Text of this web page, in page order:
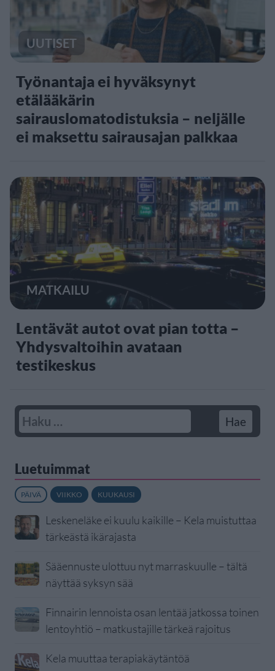
UUTISET
Työnantaja ei hyväksynyt
etälääkärin
sairauslomatodistuksia – neljälle
ei maksettu sairausajan palkkaa
MATKAILU
Lentävät autot ovat pian totta –
Yhdysvaltoihin avataan
testikeskus
Luetuimmat
PÄIVÄ VIIKKO KUUKAUSI
Leskeneläke ei kuulu kaikille – Kela muistuttaa
tärkeästä ikärajasta
Sääennuste ulottuu nyt marraskuulle – tältä
näyttää syksyn sää
Finnairin lennoista osan lentää jatkossa toinen
lentoyhtiö – matkustajille tärkeä rajoitus
Kela muuttaa terapiakäytäntöä